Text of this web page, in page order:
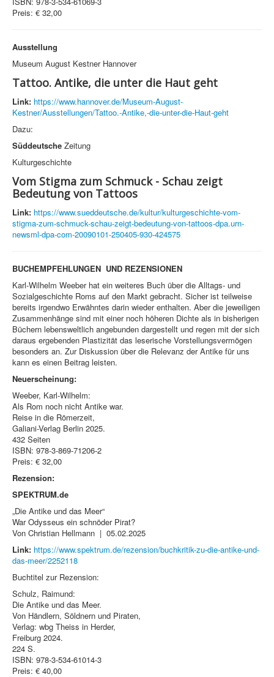
Preis: € 32,00
Ausstellung
Museum August Kestner Hannover
Tattoo. Antike, die unter die Haut geht
Link: https://www.hannover.de/Museum-August-
Kestner/Ausstellungen/Tattoo.-Antike,-die-unter-die-Haut-geht
Dazu:
Süddeutsche Zeitung
Kulturgeschichte
Vom Stigma zum Schmuck - Schau zeigt
Bedeutung von Tattoos
Link: https://www.sueddeutsche.de/kultur/kulturgeschichte-vom-
stigma-zum-schmuck-schau-zeigt-bedeutung-von-tattoos-dpa.urn-
newsml-dpa-com-20090101-250405-930-424575
BUCHEMPFEHLUNGEN UND REZENSIONEN
Karl-Wilhelm Weeber hat ein weiteres Buch über die Alltags- und
Sozialgeschichte Roms auf den Markt gebracht. Sicher ist teilweise
bereits irgendwo Erwähntes darin wieder enthalten. Aber die jeweiligen
Zusammenhänge sind mit einer noch höheren Dichte als in bisherigen
Büchern lebensweltlich angebunden dargestellt und regen mit der sich
daraus ergebenden Plastizität das leserische Vorstellungsvermögen
besonders an. Zur Diskussion über die Relevanz der Antike für uns
kann es einen Beitrag leisten.
Neuerscheinung:
Weeber, Karl-Wilhelm:
Als Rom noch nicht Antike war.
Reise in die Römerzeit,
Galiani-Verlag Berlin 2025.
432 Seiten
ISBN: 978-3-869-71206-2
Preis: € 32,00
Rezension:
SPEKTRUM.de
„Die Antike und das Meer“
War Odysseus ein schnöder Pirat?
Von Christian Hellmann | 05.02.2025
Link: https://www.spektrum.de/rezension/buchkritik-zu-die-antike-und-
das-meer/2252118
Buchtitel zur Rezension:
Schulz, Raimund:
Die Antike und das Meer.
Von Händlern, Söldnern und Piraten,
Verlag: wbg Theiss in Herder,
Freiburg 2024.
224 S.
ISBN: 978-3-534-61014-3
Preis: € 40,00